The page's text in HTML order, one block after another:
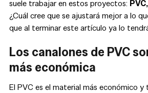
suele trabajar en estos proyectos:
¿Cuál cree que se ajustará mejor a lo
que al terminar este artículo ya lo
Los canalones de PVC
más económica
El PVC es el material más económico y